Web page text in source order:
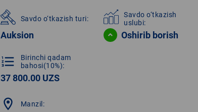
Savdo o‘tkazish turi:
Auksion
Savdo o‘tkazish
uslubi:
Oshirib borish
format_list_numbered
Birinchi qadam
bahosi(10%):
37 800.00 UZS
location_on Manzil: